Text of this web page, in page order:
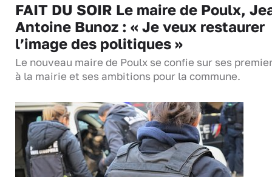
FAIT DU SOIR Le maire de Poulx,
Antoine Bunoz : « Je veux restaurer
l’image des politiques »
Le nouveau maire de Poulx se confie sur ses
à la mairie et ses ambitions pour la commune.